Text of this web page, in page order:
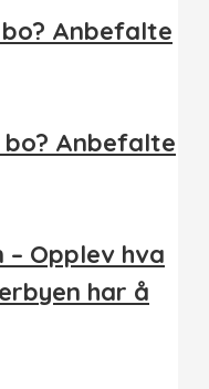
Anbefalte
Anbefalte
Opplev hva
har å